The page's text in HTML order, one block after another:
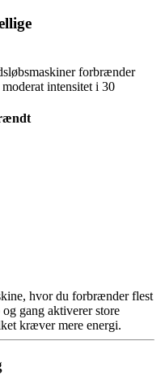
forbrænder
intensitet i 30
hvor du forbrænder flest
gang aktiverer store
kræver mere energi.